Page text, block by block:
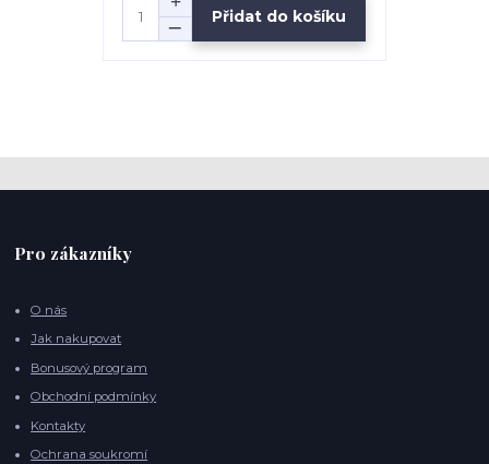
Přidat do košíku
Pro zákazníky
O nás
Jak nakupovat
Bonusový program
Obchodní podmínky
Kontakty
Ochrana soukromí